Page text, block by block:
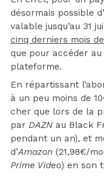
désormais possible
valable jusqu’au 31
cinq derniers mois de
que pour accéder
plateforme.
En répartissant
à un peu moins de
cher que lors de la
par DAZN au Black
pendant un an), et
d’Amazon (21,98€/
Prime Video) en son